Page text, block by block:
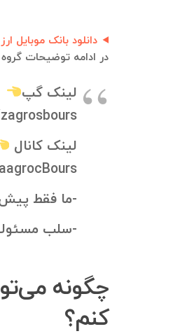
دانلود بانک موبایل
در ادامه توضیحات
لینک گپ
لینک کانال
-ما فقط
-سلب
چگونه
کنم؟